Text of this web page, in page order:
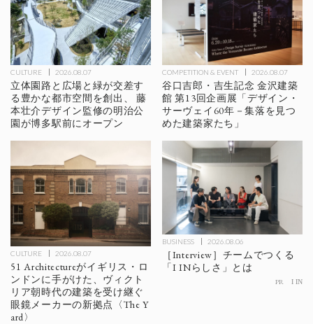
CULTURE 2026.08.07
立体園路と広場と緑が交差す
る豊かな都市空間を創出、 藤
本壮介デザイン監修の明治公
園が博多駅前にオープン
COMPETITION & EVENT 2026.08.07
谷口吉郎・吉生記念 金沢建築
館 第13回企画展「デザイン・
サーヴェイ60年－集落を見つ
めた建築家たち」
CULTURE 2026.08.07
51 Architectureがイギリス・ロ
ンドンに手がけた、ヴィクト
リア朝時代の建築を受け継ぐ
眼鏡メーカーの新拠点〈The Y
ard〉
BUSINESS 2026.08.06
［Interview］チームでつくる
「I INらしさ」とは
PR I IN